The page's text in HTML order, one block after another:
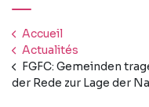
Accueil
Actualités
FGFC: Gemeinden
der Rede zur Lage der